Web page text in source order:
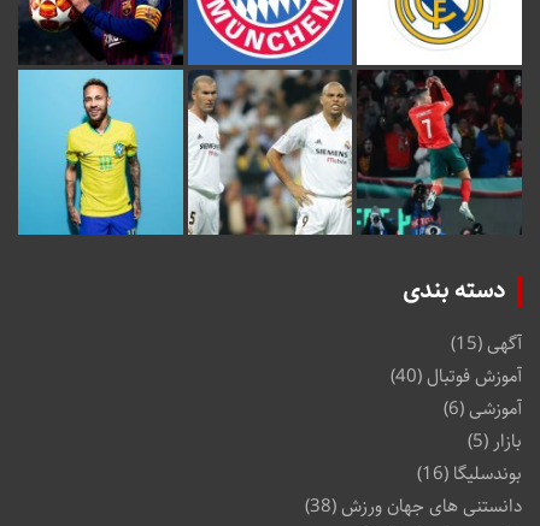
دسته بندی
آگهی(15)
آموزش فوتبال (40)
آموزشی(6)
بازار (5)
بوندسلیگا (16)
دانستنی های جهان ورزش(38)